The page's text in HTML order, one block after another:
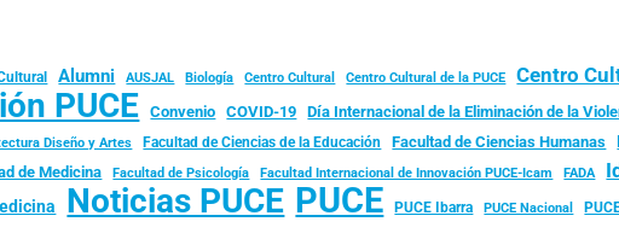
Alumni AUSJAL Biología Centro Cultural Centro Cultural de la PUCE Centro
PUCE Convenio COVID-19 Día Internacional de la Eliminación de la
Diseño y Artes Facultad de Ciencias de la Educación Facultad de Ciencias Humanas
de Medicina Facultad de Psicología Facultad Internacional de Innovación PUCE-Icam FADA
Noticias PUCE PUCE PUCE Ibarra PUCE Nacional